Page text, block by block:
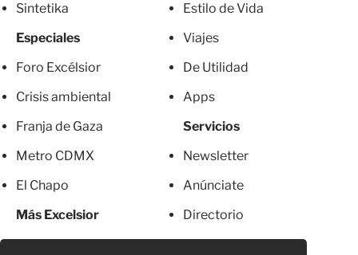
Sintetika
Especiales
Foro Excélsior
Crisis ambiental
Franja de Gaza
Metro CDMX
El Chapo
Más Excelsior
Estilo de Vida
Viajes
De Utilidad
Apps
Servicios
Newsletter
Anúnciate
Directorio